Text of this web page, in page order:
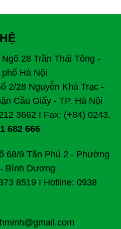
Ngõ 28 Trần Thái Tông -
Hà Nội
2/28 Nguyễn Khả Trạc -
Cầu Giấy - TP. Hà Nội
3662 I Fax: (+84) 0243.
682 666
68/9 Tân Phú 2 - Phường
Bình Dương
8519 I Hotline: 0938